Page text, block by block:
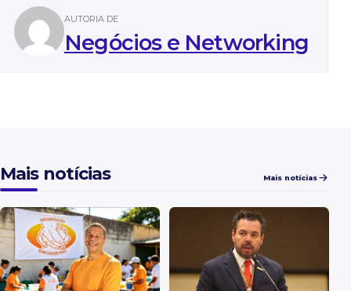
AUTORIA DE
Negócios e Networking
Mais notícias Mais notícias